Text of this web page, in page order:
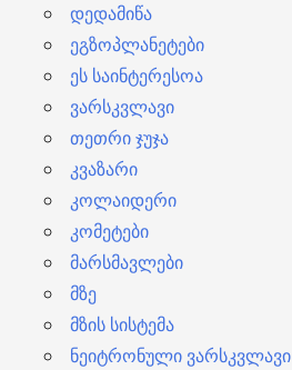
დედამიწა
ეგზოპლანეტები
ეს საინტერესოა
ვარსკვლავი
თეთრი ჯუჯა
კვაზარი
კოლაიდერი
კომეტები
მარსმავლები
მზე
მზის სისტემა
ნეიტრონული ვარსკვლავი